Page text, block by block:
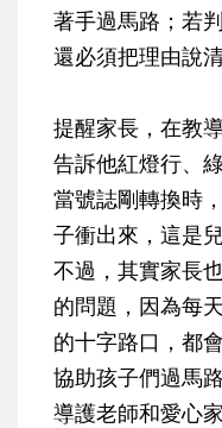
著手過馬路；若
還必須把理由說清
提醒家長，在教
告訴他紅燈行、
當號誌剛轉換時
子衝出來，這是
不過，其實家長
的問題，因為每
的十字路口，都
協助孩子們過馬
導護老師和愛心